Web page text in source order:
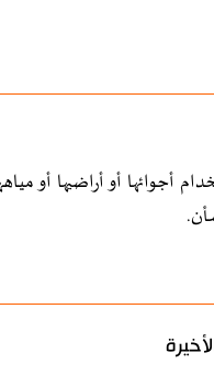
أجوائها أو أراضيها أو